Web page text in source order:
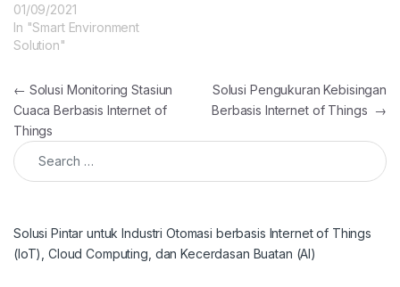
01/09/2021
In "Smart Environment
Solution"
Post navigation
← Solusi Monitoring Stasiun
Cuaca Berbasis Internet of
Things
Solusi Pengukuran Kebisingan
Berbasis Internet of Things →
Search for:
Solusi Pintar untuk Industri Otomasi berbasis Internet of Things
(IoT), Cloud Computing, dan Kecerdasan Buatan (AI)